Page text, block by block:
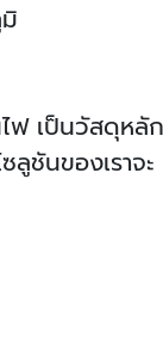
ฟ เป็นวัสดุหลั
ชันของเราจะ